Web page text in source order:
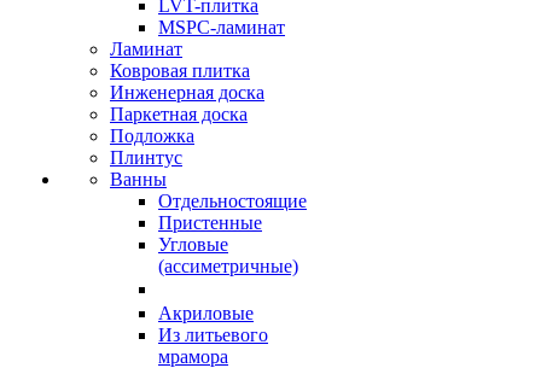
LVT-плитка
MSPC-ламинат
Ламинат
Ковровая плитка
Инженерная доска
Паркетная доска
Подложка
Плинтус
Ванны
Отдельностоящие
Пристенные
Угловые
(ассиметричные)
Акриловые
Из литьевого
мрамора